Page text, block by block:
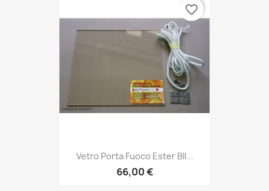
Vetro Porta Fuoco Ester BII...
66,00 €
favorite_border